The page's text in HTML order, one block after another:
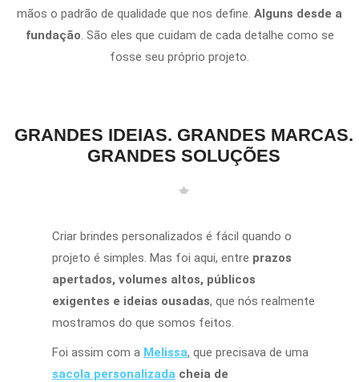
mãos o padrão de qualidade que nos define. Alguns desde a
fundação. São eles que cuidam de cada detalhe como se
fosse seu próprio projeto.
GRANDES IDEIAS. GRANDES MARCAS.
GRANDES SOLUÇÕES
Criar brindes personalizados é fácil quando o
projeto é simples. Mas foi aqui, entre prazos
apertados, volumes altos, públicos
exigentes e ideias ousadas, que nós realmente
mostramos do que somos feitos.
Foi assim com a Melissa, que precisava de uma
sacola personalizada cheia de